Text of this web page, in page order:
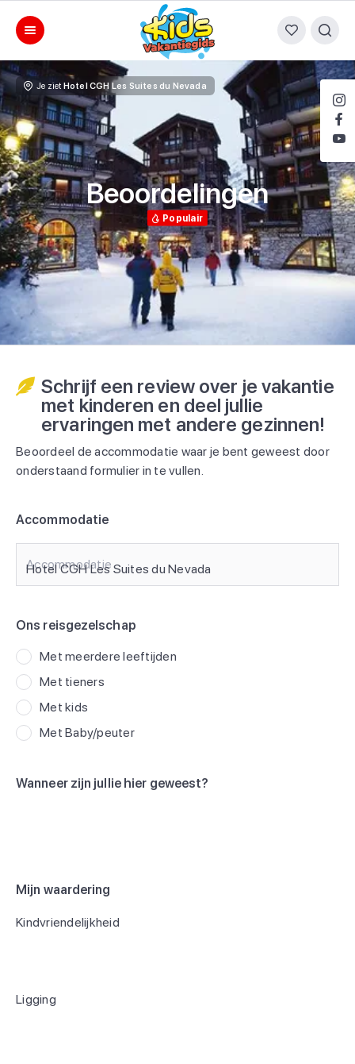
Beoordelingen
Populair
Je ziet Hotel CGH Les Suites du Nevada
Schrijf een review over je vakantie
met kinderen en deel jullie
ervaringen met andere gezinnen!
Beoordeel de accommodatie waar je bent geweest door
onderstaand formulier in te vullen.
Accommodatie
Accommodatie
Ons reisgezelschap
Met meerdere leeftijden
Met tieners
Met kids
Met Baby/peuter
Wanneer zijn jullie hier geweest?
Mijn waardering
Kindvriendelijkheid
Ligging